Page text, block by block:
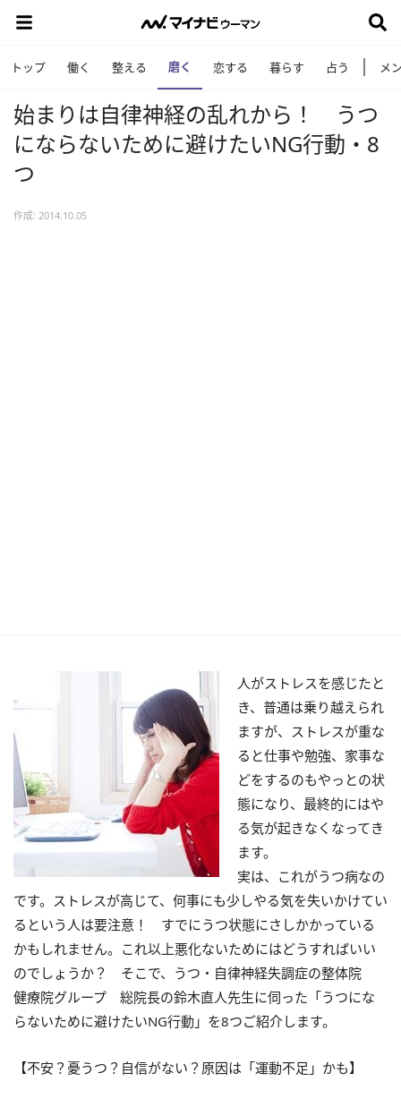
トップ 働く 整える 磨く 恋する 暮らす 占う メ
始まりは自律神経の乱れから！ うつ
にならないために避けたいNG行動・8
つ
作成: 2014.10.05
人がストレスを感じたと
き、普通は乗り越えられ
ますが、ストレスが重な
ると仕事や勉強、家事な
どをするのもやっとの状
態になり、最終的にはや
る気が起きなくなってき
ます。
実は、これがうつ病なの
です。ストレスが高じて、何事にも少しやる気を失いかけてい
るという人は要注意！ すでにうつ状態にさしかかっている
かもしれません。これ以上悪化ないためにはどうすればいい
のでしょうか？ そこで、うつ・自律神経失調症の整体院
健療院グループ 総院長の鈴木直人先生に伺った「うつにな
らないために避けたいNG行動」を8つご紹介します。
【不安？憂うつ？自信がない？原因は「運動不足」かも】